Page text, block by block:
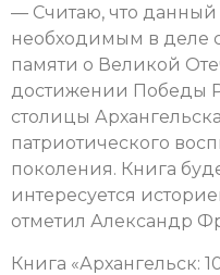
— Считаю, что данный
необходимым в деле
памяти о Великой
достижении Победы
столицы
патриотического
поколения. Книга
интересуется
отметил Александр
Книга «Архангельск: